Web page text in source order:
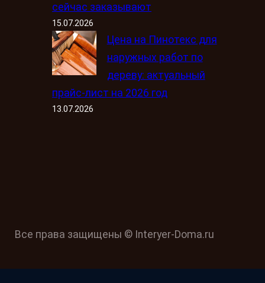
сейчас заказывают
15.07.2026
Цена на Пинотекс для
наружных работ по
дереву: актуальный
прайс-лист на 2026 год
13.07.2026
Все права защищены © Interyer-Doma.ru